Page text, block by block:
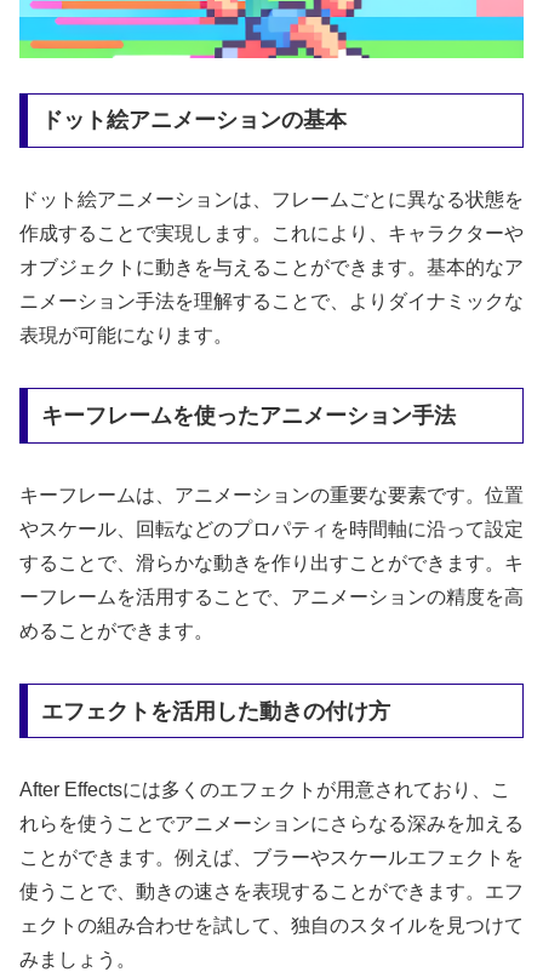
ドット絵アニメーションの基本
ドット絵アニメーションは、フレームごとに異なる状態を
作成することで実現します。これにより、キャラクターや
オブジェクトに動きを与えることができます。基本的なア
ニメーション手法を理解することで、よりダイナミックな
表現が可能になります。
キーフレームを使ったアニメーション手法
キーフレームは、アニメーションの重要な要素です。位置
やスケール、回転などのプロパティを時間軸に沿って設定
することで、滑らかな動きを作り出すことができます。キ
ーフレームを活用することで、アニメーションの精度を高
めることができます。
エフェクトを活用した動きの付け方
After Effectsには多くのエフェクトが用意されており、こ
れらを使うことでアニメーションにさらなる深みを加える
ことができます。例えば、ブラーやスケールエフェクトを
使うことで、動きの速さを表現することができます。エフ
ェクトの組み合わせを試して、独自のスタイルを見つけて
みましょう。